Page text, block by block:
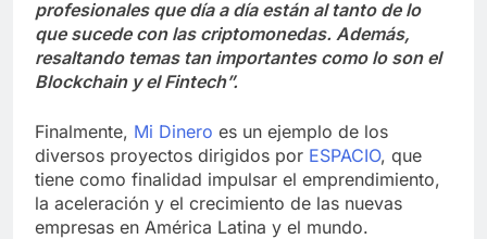
profesionales que día a día están al tanto de lo
que sucede con las criptomonedas. Además,
resaltando temas tan importantes como lo son el
Blockchain y el Fintech”.
Finalmente, Mi Dinero es un ejemplo de los
diversos proyectos dirigidos por ESPACIO, que
tiene como finalidad impulsar el emprendimiento,
la aceleración y el crecimiento de las nuevas
empresas en América Latina y el mundo.